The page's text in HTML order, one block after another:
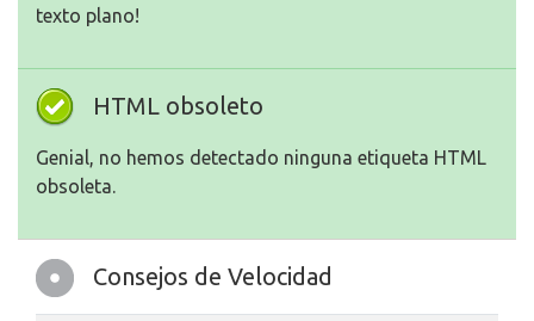
texto plano!
HTML obsoleto
Genial, no hemos detectado ninguna etiqueta HTML
obsoleta.
Consejos de Velocidad